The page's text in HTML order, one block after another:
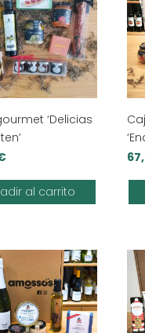
‘Delicias
al carrito